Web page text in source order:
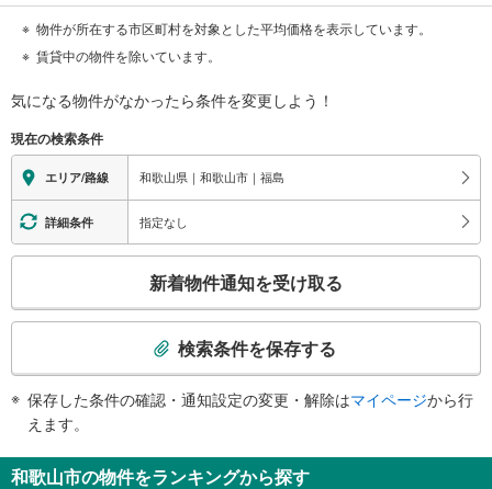
物件が所在する市区町村を対象とした平均価格を表示しています。
賃貸中の物件を除いています。
気になる物件がなかったら条件を変更しよう！
現在の検索条件
エリア/路線 和歌山県｜和歌山市｜福島
詳細条件 指定なし
検
知
を
新着物件通知を受け取る
検索条件を保存する
保存した条件の確認・通知設定の変更・解除はマイページから行
えます。
和歌山市の物件をランキングから探す